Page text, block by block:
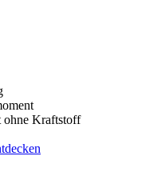
ohne Kraftstoff